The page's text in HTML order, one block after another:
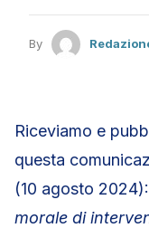
By
Riceviamo e
questa
(10 agosto 2024):
morale di